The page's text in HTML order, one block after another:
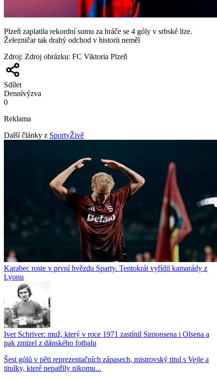
Plzeň zaplatila rekordní sumu za hráče se 4 góly v srbské lize.
Železničar tak drahý odchod v historii neměl
Zdroj: Zdroj obrázku: FC Viktoria Plzeň
Sdílet
Dennívýzva
0
Reklama
Další články z SportyŽivě
Karabec roste v první hvězdu Sparty. Tentokrát vyřídil kamarády z
Lyonu
Iver Schriver: muž, který v roce 1971 zastínil Simonsena i Olsena a
pak zmizel z dánského fotbalu
Šest gólů v pěti reprezentačních zápasech, mistrovský titul s Vejle a
titulky, které nepatřily nikomu...